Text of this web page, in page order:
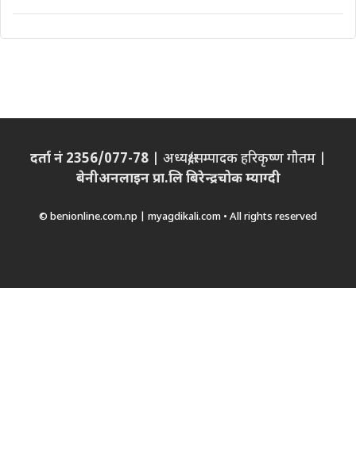
दर्ता नं 2356/077-78| अध्यक्ष/सम्पादक हरिकृष्ण गौतम |
बेनीअनलाइन प्रा.लि बिरेन्द्रचोक म्याग्दी
© benionline.com.np | myagdikali.com • All rights reserved